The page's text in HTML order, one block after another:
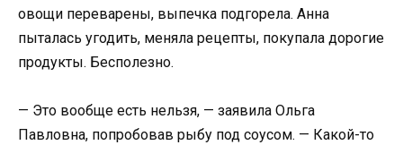
овощи переварены, выпечка подгорела. Анна
пыталась угодить, меняла рецепты, покупала дорогие
продукты. Бесполезно.
— Это вообще есть нельзя, — заявила Ольга
Павловна, попробовав рыбу под соусом. — Какой-то